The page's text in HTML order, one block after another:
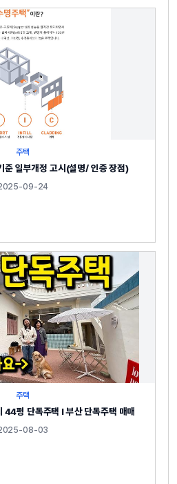
주택
준 일부개정 고시(설명/ 인증 장점)
09-24
주택
단독주택 l 부산 단독주택 매매
08-03